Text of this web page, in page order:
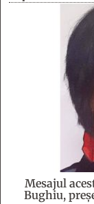
Mesajul
Bughiu,